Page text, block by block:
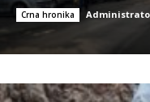
Crna hronika